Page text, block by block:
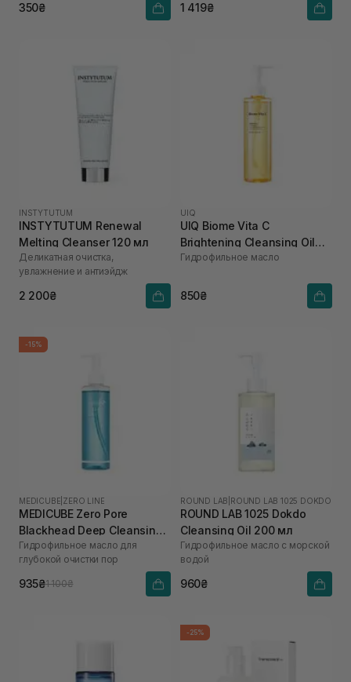
350₴ 1 419₴
INSTYTUTUM
INSTYTUTUM Renewal
Melting Cleanser 120 мл
Деликатная очистка,
увлажнение и антиэйдж
2 200₴
UIQ
UIQ Biome Vita C
Brightening Cleansing Oil
200 мл
Гидрофильное масло
850₴
-15%
MEDICUBE ZERO LINE
MEDICUBE Zero Pore
Blackhead Deep Cleansing
Oil 205 мл
Гидрофильное масло для
глубокой очистки пор
935₴1 100₴
ROUND LAB ROUND LAB 1025 DOKDO
ROUND LAB 1025 Dokdo
Cleansing Oil 200 мл
Гидрофильное масло с морской
водой
960₴
-25%